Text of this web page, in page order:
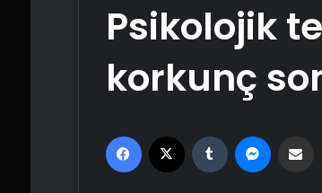
Psikolojik
korkunç
Facebook Tumblr